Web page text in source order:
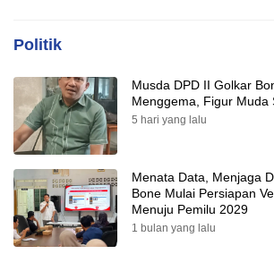
Politik
Musda DPD II Golkar
Menggema, Figur Muda
5 hari yang lalu
Menata Data, Menjaga
Bone Mulai Persiapan
Menuju Pemilu 2029
1 bulan yang lalu